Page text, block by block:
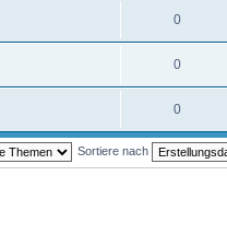
0
0
0
Sortiere nach